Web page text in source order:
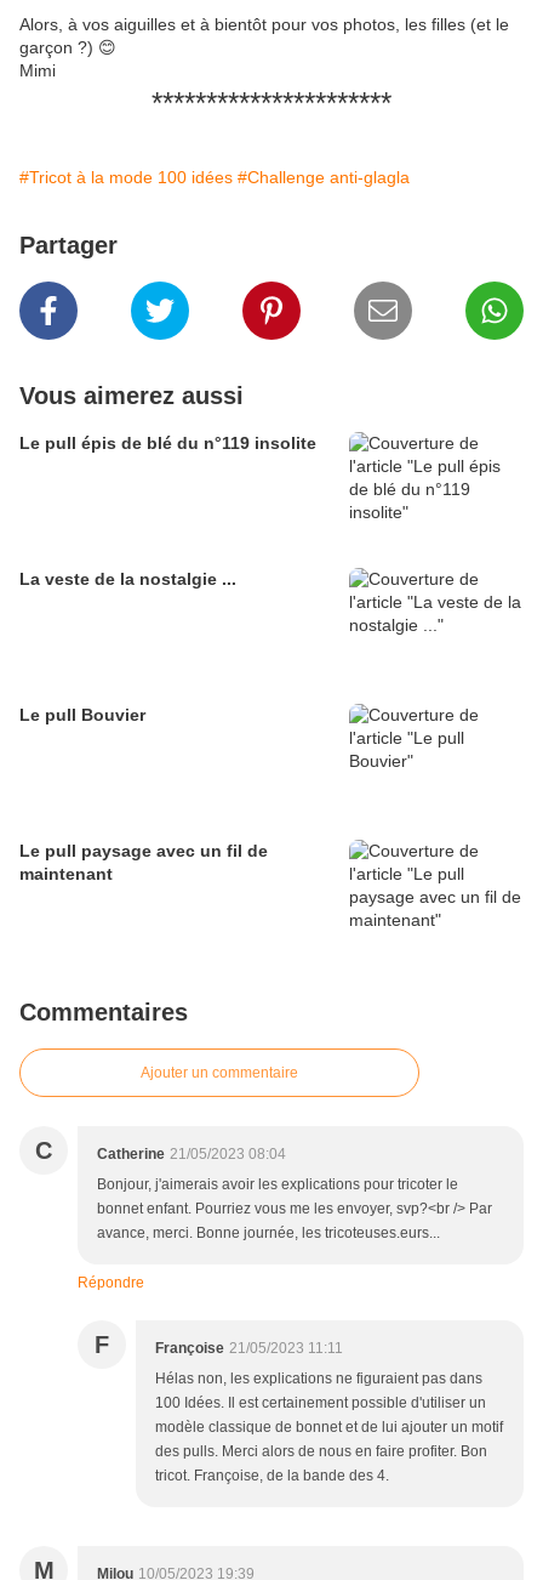
Alors, à vos aiguilles et à bientôt pour vos photos, les filles (et le
garçon ?) 😊
Mimi
**********************
#Tricot à la mode 100 idées #Challenge anti-glagla
Partager
Vous aimerez aussi
Le pull épis de blé du n°119 insolite
La veste de la nostalgie ...
Le pull Bouvier
Le pull paysage avec un fil de
maintenant
Commentaires
Ajouter un commentaire
C Catherine 21/05/2023 08:04
Bonjour, j'aimerais avoir les explications pour tricoter le
bonnet enfant. Pourriez vous me les envoyer, svp?<br /> Par
avance, merci. Bonne journée, les tricoteuses.eurs...
Répondre
F Françoise 21/05/2023 11:11
Hélas non, les explications ne figuraient pas dans
100 Idées. Il est certainement possible d'utiliser un
modèle classique de bonnet et de lui ajouter un motif
des pulls. Merci alors de nous en faire profiter. Bon
tricot. Françoise, de la bande des 4.
M Milou 10/05/2023 19:39